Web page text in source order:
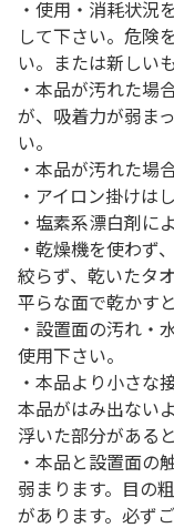
・使用・消耗状況
して下さい。危険
い。または新しい
・本品が汚れた場
が、吸着力が弱ま
い。
・本品が汚れた場
・アイロン掛けは
・塩素系漂白剤に
・乾燥機を使わず
絞らず、乾いたタ
平らな面で乾かす
・設置面の汚れ・
使用下さい。
・本品より小さな
本品がはみ出ない
浮いた部分がある
・本品と設置面の
弱まります。目の
があります。必ず